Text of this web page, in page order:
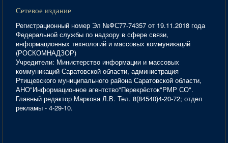
Сетевое издание
Регистрационный номер Эл №ФС77-74357 от 19.11.2018 года
Федеральной службы по надзору в сфере связи,
информационных технологий и массовых коммуникаций
(РОСКОМНАДЗОР)
Учредители: Министерство информации и массовых
коммуникаций Саратовской области, администрация
Ртищевского муниципального района Саратовской области,
АНО"Информационное агентство"Перекрёсток"РМР СО".
Главный редактор Маркова Л.В. Тел. 8(84540)4-20-72; отдел
рекламы - 4-29-10.